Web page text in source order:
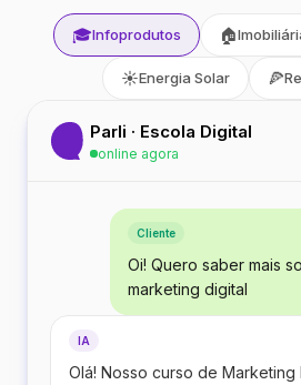
🎓Infoprodutos 🏠
☀️Energia Solar 🍕
Parli · Escola Digital
online agora
Cliente
Oi! Quero saber mais
marketing digital
IA
Olá! Nosso curso de Marketing